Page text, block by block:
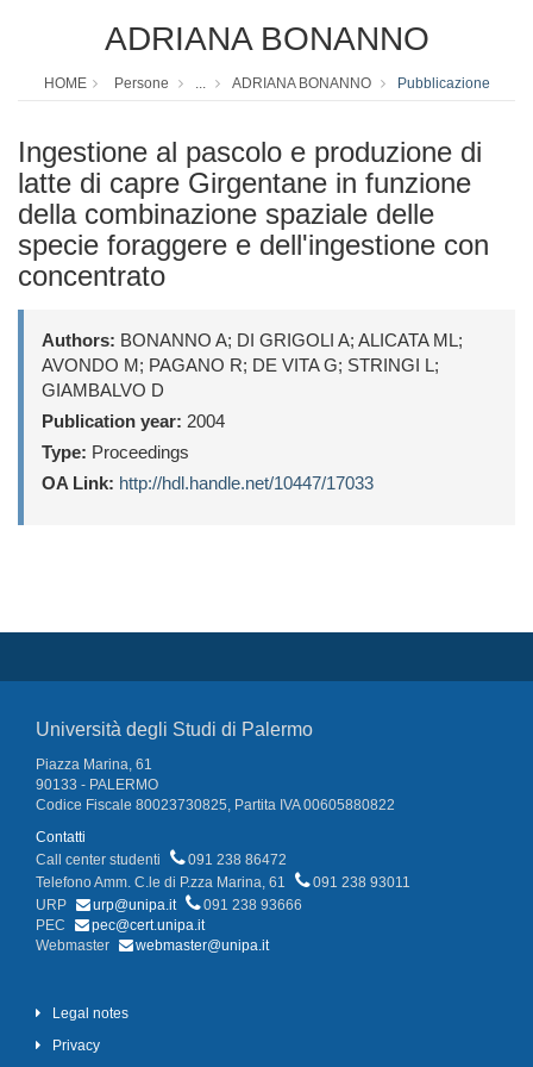
ADRIANA BONANNO
HOME Persone ... ADRIANA BONANNO Pubblicazione
Ingestione al pascolo e produzione di
latte di capre Girgentane in funzione
della combinazione spaziale delle
specie foraggere e dell'ingestione con
concentrato
Authors: BONANNO A; DI GRIGOLI A; ALICATA ML;
AVONDO M; PAGANO R; DE VITA G; STRINGI L;
GIAMBALVO D
Publication year: 2004
Type: Proceedings
OA Link: http://hdl.handle.net/10447/17033
Università degli Studi di Palermo
Piazza Marina, 61
90133 - PALERMO
Codice Fiscale 80023730825, Partita IVA 00605880822
Contatti
Call center studenti
091 238 86472
Telefono Amm. C.le di P.zza Marina, 61
091 238 93011
URP
urp@unipa.it
091 238 93666
PEC
pec@cert.unipa.it
Webmaster
webmaster@unipa.it
Legal notes
Privacy